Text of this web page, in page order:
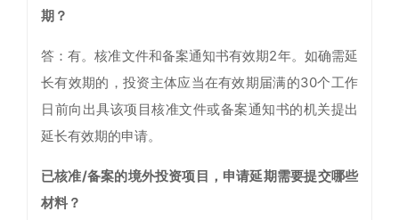
期？
答：有。核准文件和备案通知书有效期2年。如确需延
长有效期的，投资主体应当在有效期届满的30个工作
日前向出具该项目核准文件或备案通知书的机关提出
延长有效期的申请。
已核准/备案的境外投资项目，申请延期需要提交哪些
材料？